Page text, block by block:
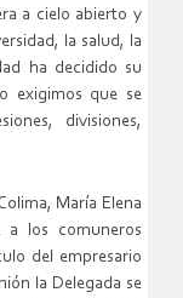
a cielo abierto y
la salud, la
ha decidido su
exigimos que se
divisiones,
María Elena
a los comuneros
del empresario
la Delegada se